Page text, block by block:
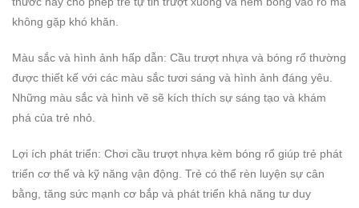
không gặp khó khăn.
Màu sắc và hình ảnh hấp dẫn: Cầu trượt nhựa và bóng rổ thường
được thiết kế với các màu sắc tươi sáng và hình ảnh đáng yêu.
Những màu sắc và hình vẽ sẽ kích thích sự sáng tạo và khám
phá của trẻ nhỏ.
Lợi ích phát triển: Chơi cầu trượt nhựa kèm bóng rổ giúp trẻ phát
triển cơ thể và kỹ năng vận động. Trẻ có thể rèn luyện sự cân
bằng, tăng sức mạnh cơ bắp và phát triển khả năng tư duy